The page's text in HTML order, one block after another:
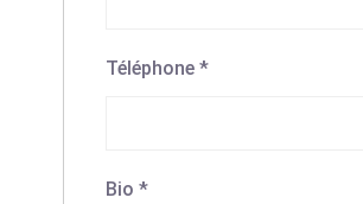
Téléphone *
Bio *